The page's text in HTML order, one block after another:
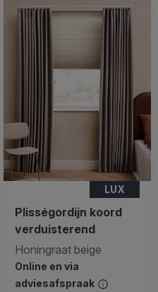
LUX
Plisségordijn koord
verduisterend
Honingraat beige
Online en via
adviesafspraak